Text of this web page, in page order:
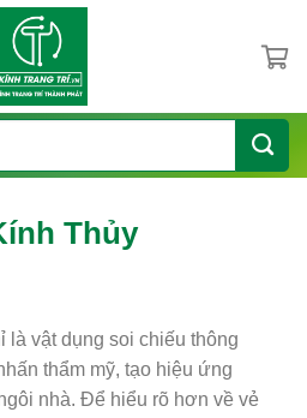
Thủy
là vật dụng soi chiếu thông
thẩm mỹ, tạo hiệu ứng
nhà. Để hiểu rõ hơn về vẻ